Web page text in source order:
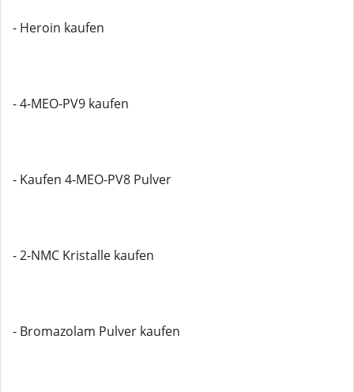
- Heroin kaufen
- 4-MEO-PV9 kaufen
- Kaufen 4-MEO-PV8 Pulver
- 2-NMC Kristalle kaufen
- Bromazolam Pulver kaufen